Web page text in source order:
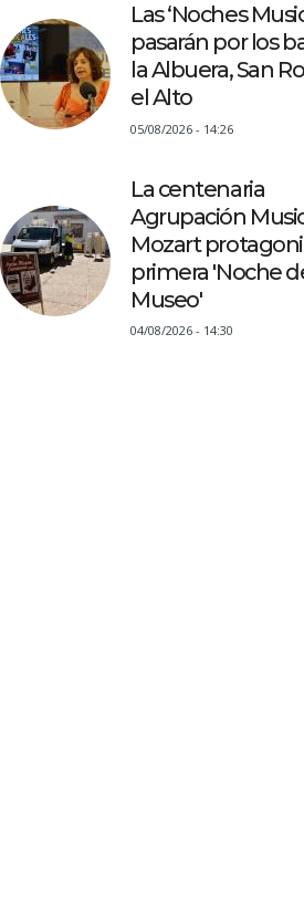
Las ‘Noches
pasarán por los
la Albuera, San
el Alto
05/08/2026 - 14:26
La centenaria
Agrupación
Mozart
primera 'Noche
Museo'
04/08/2026 - 14:30